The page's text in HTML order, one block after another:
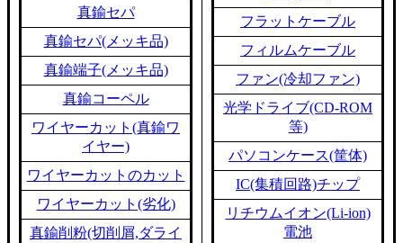
真鍮セパ
真鍮セパ(メッキ品)
真鍮端子(メッキ品)
真鍮コーペル
ワイヤーカット(真鍮ワ
イヤー)
ワイヤーカットのカット
ワイヤーカット(劣化)
真鍮削粉(切削屑,ダライ
フラットケーブル
フィルムケーブル
ファン(冷却ファン)
光学ドライブ(CD-ROM
等)
パソコンケース(筐体)
IC(集積回路)チップ
リチウムイオン(Li-ion)
電池